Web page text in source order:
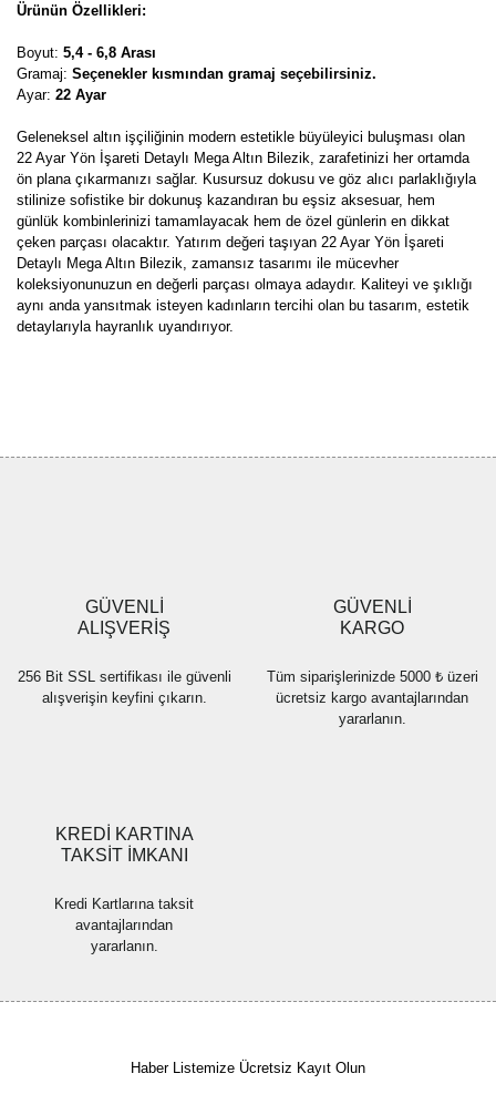
Ürünün Özellikleri:
Boyut: 5,4 - 6,8 Arası
Gramaj: Seçenekler kısmından gramaj seçebilirsiniz.
Ayar: 22 Ayar
Geleneksel altın işçiliğinin modern estetikle büyüleyici buluşması olan
22 Ayar Yön İşareti Detaylı Mega Altın Bilezik, zarafetinizi her ortamda
ön plana çıkarmanızı sağlar. Kusursuz dokusu ve göz alıcı parlaklığıyla
stilinize sofistike bir dokunuş kazandıran bu eşsiz aksesuar, hem
günlük kombinlerinizi tamamlayacak hem de özel günlerin en dikkat
çeken parçası olacaktır. Yatırım değeri taşıyan 22 Ayar Yön İşareti
Detaylı Mega Altın Bilezik, zamansız tasarımı ile mücevher
koleksiyonunuzun en değerli parçası olmaya adaydır. Kaliteyi ve şıklığı
aynı anda yansıtmak isteyen kadınların tercihi olan bu tasarım, estetik
detaylarıyla hayranlık uyandırıyor.
Ürün fiyatı diğer sitelerden daha pahalı.
Bu ürüne benzer farklı alternatifler olmalı.
GÜVENLİ
ALIŞVERİŞ
256 Bit SSL sertifikası ile güvenli
alışverişin keyfini çıkarın.
GÜVENLİ
KARGO
Tüm siparişlerinizde 5000 ₺ üzeri
ücretsiz kargo avantajlarından
yararlanın.
KREDİ KARTINA
TAKSİT İMKANI
Kredi Kartlarına taksit
avantajlarından
yararlanın.
Haber Listemize Ücretsiz Kayıt Olun